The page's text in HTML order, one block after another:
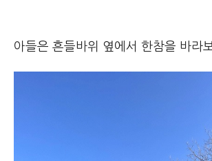
아들은 흔들바위 옆에서 한참을 바라